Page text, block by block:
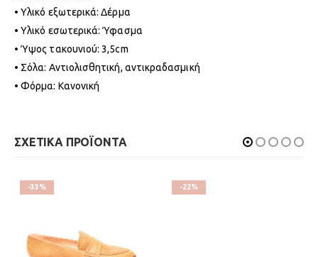
• Υλικό εξωτερικά: Δέρμα
• Υλικό εσωτερικά: Ύφασμα
• Ύψος τακουνιού: 3,5cm
• Σόλα: Αντιολισθητική, αντικραδασμική
• Φόρμα: Κανονική
ΣΧΕΤΙΚΑ ΠΡΟΪΟΝΤΑ
-33% -22%